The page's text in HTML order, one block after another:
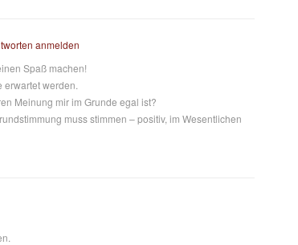
anmelden
Spaß machen!
erwartet werden.
Meinung mir im Grunde egal ist?
muss stimmen – positiv, im Wesentlichen